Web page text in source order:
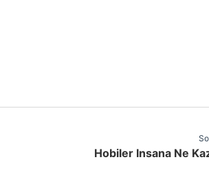
Hobiler Insana Ne